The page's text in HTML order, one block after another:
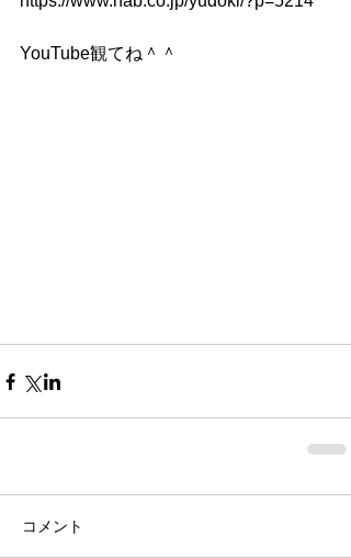
YouTube観てね＾＾
コメント